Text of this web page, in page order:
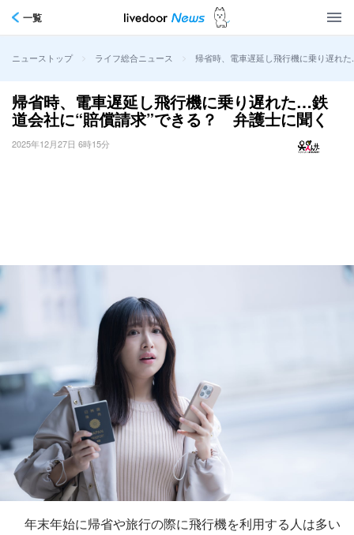
一覧
ニューストップ > ライフ総合ニュース > 帰省時、電車遅延し飛行機に乗り遅れ
帰省時、電車遅延し飛行機に乗り遅れた…鉄
道会社に“賠償請求”できる？ 弁護士に聞く
2025年12月27日 6時15分
年末年始に帰省や旅行の際に飛行機を利用する人は多い